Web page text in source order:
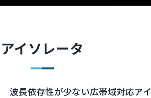
アイソレータ
波長依存性が少ない広帯域対応ア